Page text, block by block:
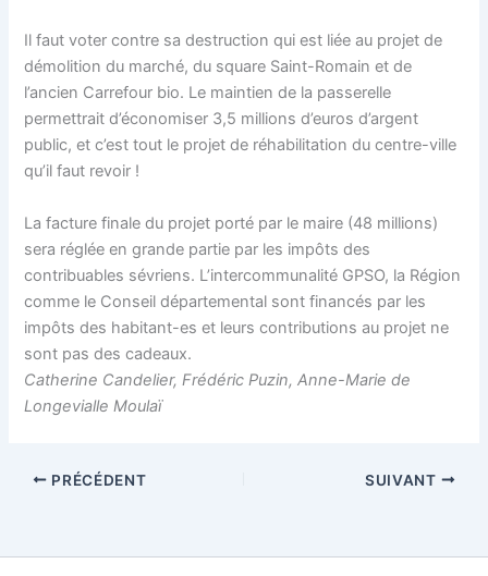
Il faut voter contre sa destruction qui est liée au projet de
démolition du marché, du square Saint-Romain et de
l’ancien Carrefour bio. Le maintien de la passerelle
permettrait d’économiser 3,5 millions d’euros d’argent
public, et c’est tout le projet de réhabilitation du centre-ville
qu’il faut revoir !
La facture finale du projet porté par le maire (48 millions)
sera réglée en grande partie par les impôts des
contribuables sévriens. L’intercommunalité GPSO, la Région
comme le Conseil départemental sont financés par les
impôts des habitant-es et leurs contributions au projet ne
sont pas des cadeaux.
Catherine Candelier, Frédéric Puzin, Anne-Marie de
Longevialle Moulaï
PRÉCÉDENT SUIVANT